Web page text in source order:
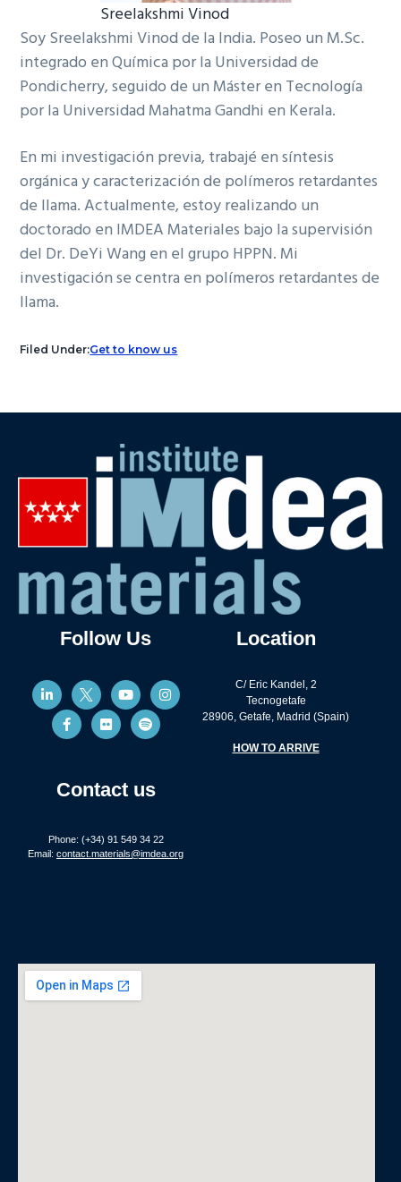
Sreelakshmi Vinod
Soy Sreelakshmi Vinod de la India. Poseo un M.Sc.
integrado en Química por la Universidad de
Pondicherry, seguido de un Máster en Tecnología
por la Universidad Mahatma Gandhi en Kerala.
En mi investigación previa, trabajé en síntesis
orgánica y caracterización de polímeros retardantes
de llama. Actualmente, estoy realizando un
doctorado en IMDEA Materiales bajo la supervisión
del Dr. DeYi Wang en el grupo HPPN. Mi
investigación se centra en polímeros retardantes de
llama.
Filed Under:Get to know us
Follow Us
Contact us
Phone: (+34) 91 549 34 22
Email: contact.materials@imdea.org
Location
C/ Eric Kandel, 2
Tecnogetafe
28906, Getafe, Madrid (Spain)
HOW TO ARRIVE